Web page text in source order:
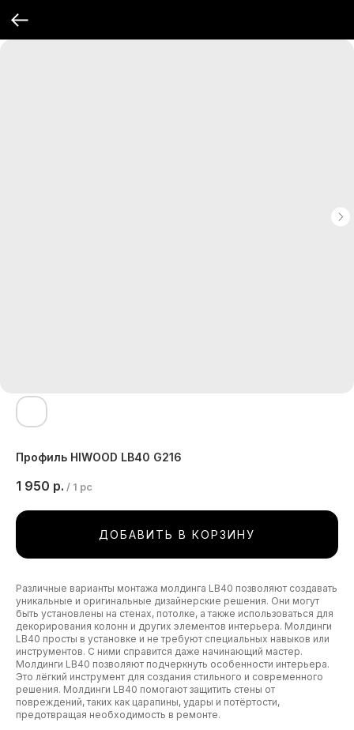
Профиль HIWOOD LB40 G216
1 950 р. / 1 pc
ДОБАВИТЬ В КОРЗИНУ
Различные варианты монтажа молдинга LB40 позволяют создавать
уникальные и оригинальные дизайнерские решения. Они могут
быть установлены на стенах, потолке, а также использоваться для
декорирования колонн и других элементов интерьера. Молдинги
LB40 просты в установке и не требуют специальных навыков или
инструментов. С ними справится даже начинающий мастер.
Молдинги LB40 позволяют подчеркнуть особенности интерьера.
Это лёгкий инструмент для создания стильного и современного
решения. Молдинги LB40 помогают защитить стены от
повреждений, таких как царапины, удары и потёртости,
предотвращая необходимость в ремонте.